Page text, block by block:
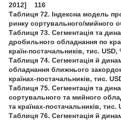
2012] 116
Таблиця 72. Індексна модель
ринку сортувального/мийного
Таблиця 73. Сегментація та
дробильного обладнання по
країн-постачальників, тис.
Таблиця 74. Сегментація й
обладнання ближнього
країнах-постачальників, тис.
Таблиця 75. Сегментація та
сортувального та мийного
та країнах-постачальників,
Таблиця 76. Сегментація й